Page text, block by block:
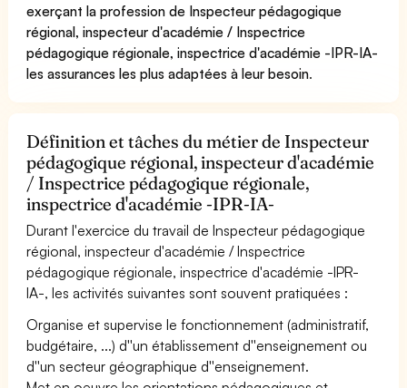
exerçant la profession de Inspecteur pédagogique
régional, inspecteur d'académie / Inspectrice
pédagogique régionale, inspectrice d'académie -IPR-IA-
les assurances les plus adaptées à leur besoin.
Définition et tâches du métier de Inspecteur
pédagogique régional, inspecteur d'académie
/ Inspectrice pédagogique régionale,
inspectrice d'académie -IPR-IA-
Durant l'exercice du travail de Inspecteur pédagogique
régional, inspecteur d'académie / Inspectrice
pédagogique régionale, inspectrice d'académie -IPR-
IA-, les activités suivantes sont souvent pratiquées :
Organise et supervise le fonctionnement (administratif,
budgétaire, ...) d''un établissement d''enseignement ou
d''un secteur géographique d''enseignement.